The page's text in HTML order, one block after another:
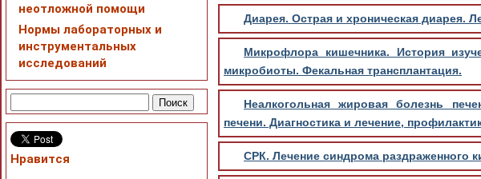
Диарея. Острая и хроническая диарея.
Микрофлора кишечника. История
микробиоты. Фекальная трансплантация.
Неалкогольная жировая болезнь
печени. Диагностика и лечение,
СРК. Лечение синдрома раздраженного
неотложной помощи
Нормы лабораторных и
инструментальных
исследований
Нравится